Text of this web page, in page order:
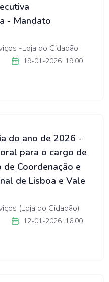
- Mandato
-Loja do Cidadão
19-01-2026: 19:00
do ano de 2026 -
para o cargo de
de Coordenação e
de Lisboa e Vale
(Loja do Cidadão)
12-01-2026: 16:00